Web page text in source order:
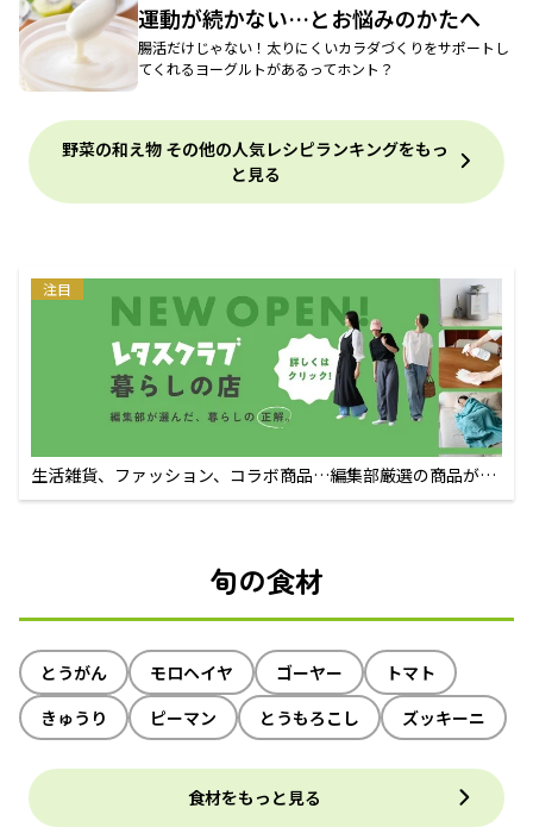
運動が続かない…とお悩みのかたへ
腸活だけじゃない！太りにくいカラダづくりをサポートし
てくれるヨーグルトがあるってホント？
野菜の和え物 その他の人気レシピランキングをもっ
と見る
注目
生活雑貨、ファッション、コラボ商品…編集部厳選の商品が買
えるECサイト
旬の食材
とうがん モロヘイヤ ゴーヤー
トマト
きゅうり
ピーマン とうもろこし ズッキーニ
食材をもっと見る